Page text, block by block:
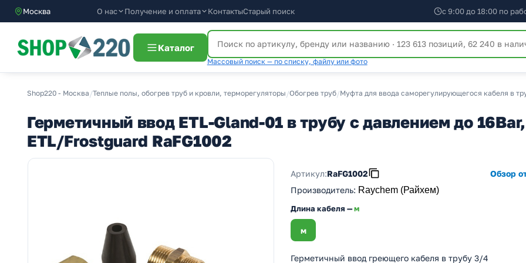
Москва О нас Получение и оплата КонтактыСтарый поиск с 9:00 до 18:00 по
Каталог
Массовый поиск — по списку, файлу или фото
Shop220 - Москва /Теплые полы, обогрев труб и кровли, терморегуляторы /Обогрев труб/Муфта для ввода саморегулирующегося кабеля в
Герметичный ввод ETL-Gland-01 в трубу с давлением до
ETL/Frostguard RaFG1002
Артикул:RaFG1002
Обзор
Производитель: Raychem (Райхем)
Длина кабеля —м
м
Герметичный ввод греющего кабеля в трубу 3/4